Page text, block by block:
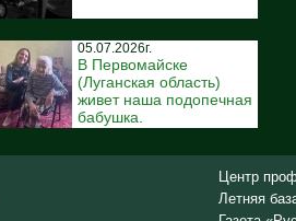
05.07.2026г.
В Первомайске
(Луганская область)
живет наша подопечная
бабушка.
Центр
Летняя